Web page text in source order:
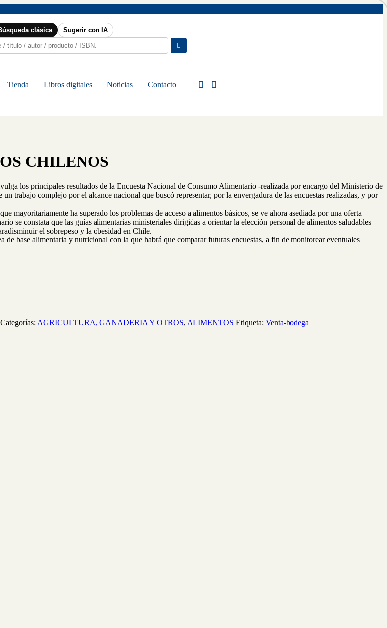
clásica Sugerir con IA
Tienda Libros digitales Noticias Contacto
CHILENOS
los principales resultados de la Encuesta Nacional de Consumo Alimentario -realizada por encargo del Ministerio de
trabajo complejo por el alcance nacional que buscó representar, por la envergadura de las encuestas realizadas, y por
mayoritariamente ha superado los problemas de acceso a alimentos básicos, se ve ahora asediada por una oferta
se constata que las guías alimentarias ministeriales dirigidas a orientar la elección personal de alimentos saludables
el sobrepeso y la obesidad en Chile.
base alimentaria y nutricional con la que habrá que comparar futuras encuestas, a fin de monitorear eventuales
Categorías: AGRICULTURA, GANADERIA Y OTROS, ALIMENTOS Etiqueta: Venta-bodega